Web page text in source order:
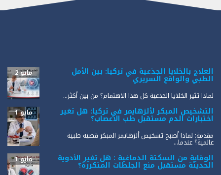
العلاج بالخلايا الجذعية في تركيا: بين الأمل
الطبي والواقع السريري
مايو 2
لماذا تثير الخلايا الجذعية كل هذا الاهتمام؟ من بين أكثر...
التشخيص المبكر لألزهايمر في تركيا: هل تغير
اختبارات الدم مستقبل طب الأعصاب؟
مايو 1
مقدمة: لماذا أصبح تشخيص ألزهايمر المبكر قضية طبية
عالمية؟ عندما...
الوقاية من السكتة الدماغية : هل تغير الأدوية
الحديثة مستقبل منع الجلطات المتكررة؟
مايو 1